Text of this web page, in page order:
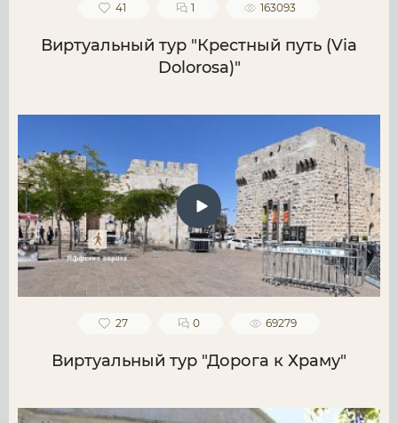
41 1 163093
Виртуальный тур "Крестный путь (Via
Dolorosa)"
27 0 69279
Виртуальный тур "Дорога к Храму"